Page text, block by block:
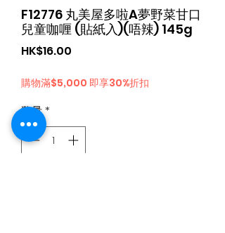
F12776 丸美屋多啦A夢野菜甘口
兒童咖喱 (貼紙入)(唔辣) 145g
HK$16.00
購物滿$5,000 即享30%折扣
数量*